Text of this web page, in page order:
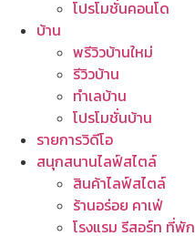
โปรโมชั่นคอนโด
บ้าน
พรีวิวบ้านใหม่
รีวิวบ้าน
ทำเลบ้าน
โปรโมชั่นบ้าน
รายการวิดีโอ
สนุกสนานไลฟ์สไตล์
สินค้าไลฟ์สไตล์
ร้านอร่อย คาเฟ่
โรงแรม รีสอร์ท ที่พัก